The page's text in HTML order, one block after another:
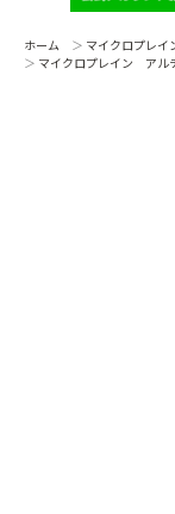
ホーム ＞ マイクロプレイ
＞ マイクロプレイン アル